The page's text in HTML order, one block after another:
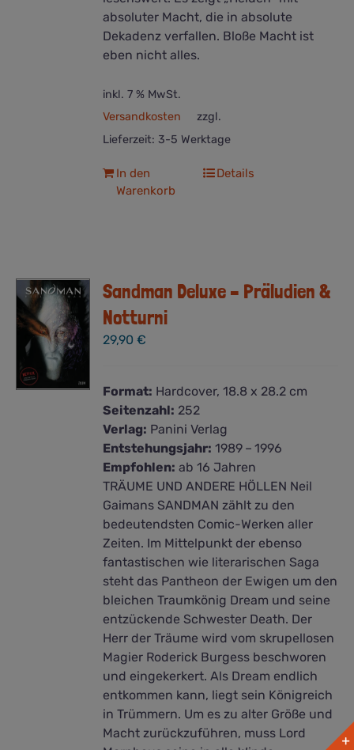
absoluter Macht, die in absolute
Dekadenz verfallen. Bloße Macht ist
eben nicht alles.
inkl. 7 % MwSt.
zzgl.
Versandkosten
Lieferzeit: 3-5 Werktage
In den
Warenkorb
Details
Sandman Deluxe – Präludien &
Notturni
29,90€
Format: Hardcover, 18.8 x 28.2 cm
Seitenzahl: 252
Verlag: Panini Verlag
Entstehungsjahr: 1989 – 1996
Empfohlen: ab 16 Jahren
TRÄUME UND ANDERE HÖLLEN Neil
Gaimans SANDMAN zählt zu den
bedeutendsten Comic-Werken aller
Zeiten. Im Mittelpunkt der ebenso
fantastischen wie literarischen Saga
steht das Pantheon der Ewigen um den
bleichen Traumkönig Dream und seine
entzückende Schwester Death. Der
Herr der Träume wird vom skrupellosen
Magier Roderick Burgess beschworen
und eingekerkert. Als Dream endlich
entkommen kann, liegt sein Königreich
in Trümmern. Um es zu alter Größe und
Macht zurückzuführen, muss Lord